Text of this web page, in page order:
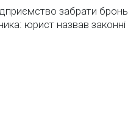
забрати бронь
юрист назвав законні